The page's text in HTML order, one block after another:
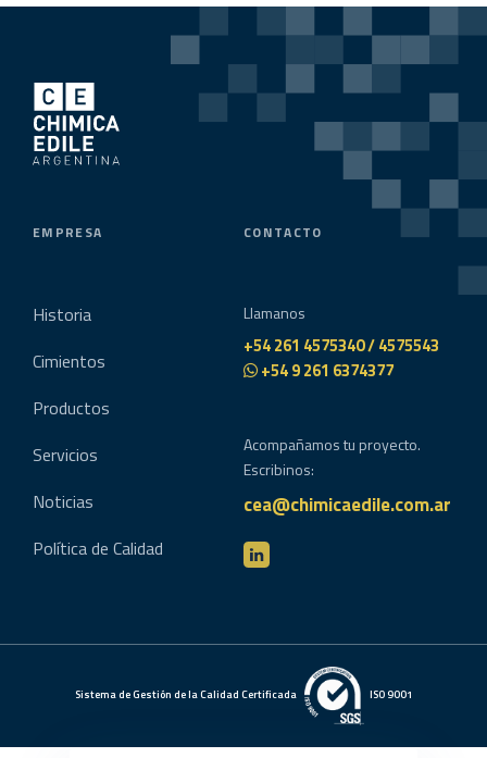
EMPRESA
Historia
Cimientos
Productos
Servicios
Noticias
Política de Calidad
CONTACTO
Llamanos
+54 261 4575340 / 4575543
+54 9 261 6374377
Acompañamos tu proyecto.
Escribinos:
cea@chimicaedile.com.ar
Sistema de Gestión de la Calidad Certificada ISO 9001